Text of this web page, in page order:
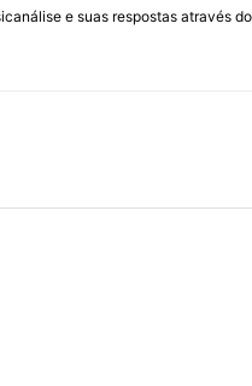
e suas respostas através